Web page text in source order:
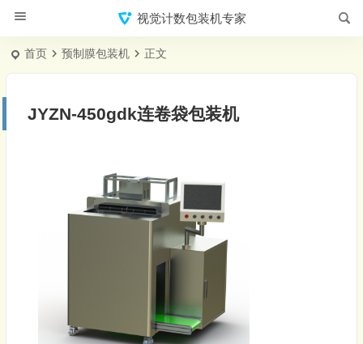
视觉计数包装机专家
首页 预制膜包装机 正文
JYZN-450gdk连卷袋包装机